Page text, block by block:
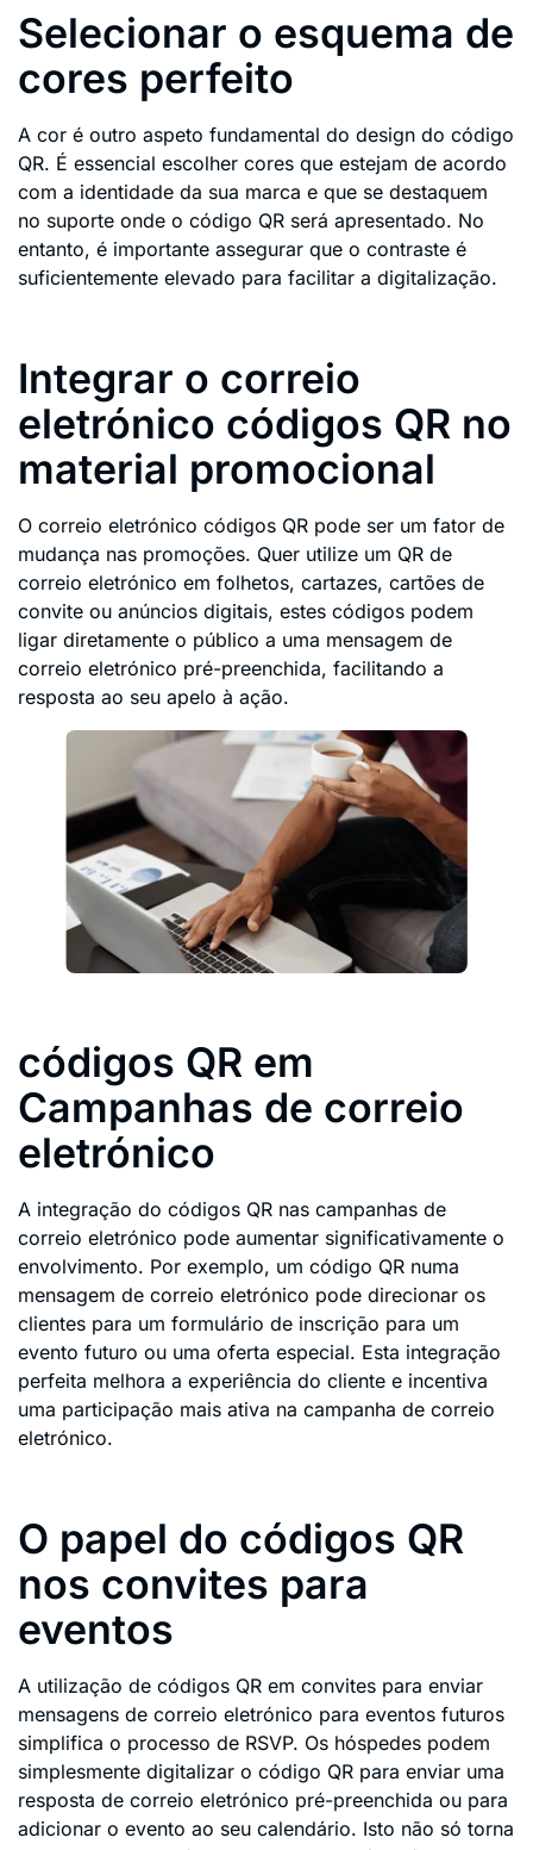
Selecionar o esquema de
cores perfeito
A cor é outro aspeto fundamental do design do código
QR. É essencial escolher cores que estejam de acordo
com a identidade da sua marca e que se destaquem
no suporte onde o código QR será apresentado. No
entanto, é importante assegurar que o contraste é
suficientemente elevado para facilitar a digitalização.
Integrar o correio
eletrónico códigos QR no
material promocional
O correio eletrónico códigos QR pode ser um fator de
mudança nas promoções. Quer utilize um QR de
correio eletrónico em folhetos, cartazes, cartões de
convite ou anúncios digitais, estes códigos podem
ligar diretamente o público a uma mensagem de
correio eletrónico pré-preenchida, facilitando a
resposta ao seu apelo à ação.
códigos QR em
Campanhas de correio
eletrónico
A integração do códigos QR nas campanhas de
correio eletrónico pode aumentar significativamente o
envolvimento. Por exemplo, um código QR numa
mensagem de correio eletrónico pode direcionar os
clientes para um formulário de inscrição para um
evento futuro ou uma oferta especial. Esta integração
perfeita melhora a experiência do cliente e incentiva
uma participação mais ativa na campanha de correio
eletrónico.
O papel do códigos QR
nos convites para
eventos
A utilização de códigos QR em convites para enviar
mensagens de correio eletrónico para eventos futuros
simplifica o processo de RSVP. Os hóspedes podem
simplesmente digitalizar o código QR para enviar uma
resposta de correio eletrónico pré-preenchida ou para
adicionar o evento ao seu calendário. Isto não só torna